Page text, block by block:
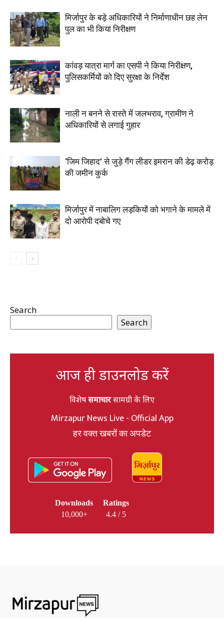
मिर्जापुर के बड़े अधिकारियों ने निर्माणाधीन छह लेन
पुल का भी किया निरीक्षण
कांवड़ यात्रा मार्ग का एसपी ने किया निरीक्षण,
पुलिसकर्मियों को दिए सुरक्षा के निर्देश
नाली न बनने से रास्ते में जलभराव, ग्रामीण ने
अधिकारियों से लगाई गुहार
‘जिम जिहाद’ से जुड़े गैंग लीडर इमरान की डेढ़ करोड़
की जमीन कुर्क
मिर्जापुर में नाबालिग लड़कियों को भगाने के मामले में
दो आरोपी दबोचे गए
Search
Search
आज ही डाउनलोड करें
विशेषसमाचारसामग्री के लिए
Mirzapur News Live - Official App
हर वक्त खबरों का अपडेट
Downloads
10,000+
Ratings
4.4 / 5